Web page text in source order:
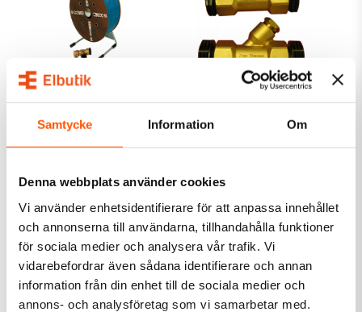
Samtycke Information Om
Denna webbplats använder cookies
Vi använder enhetsidentifierare för att anpassa innehållet
och annonserna till användarna, tillhandahålla funktioner
för sociala medier och analysera vår trafik. Vi
vidarebefordrar även sådana identifierare och annan
information från din enhet till de sociala medier och
annons- och analysföretag som vi samarbetar med.
EBECO
Ebeco Frostvaktskabel F-
10 Löpmeter
60,00 kr
LÄGG I VARUKORG
RAYCHEM
Tillbehör - ETL
FrostGuard
från179,00 kr
Skickas inom 1-2 arbetsdagar